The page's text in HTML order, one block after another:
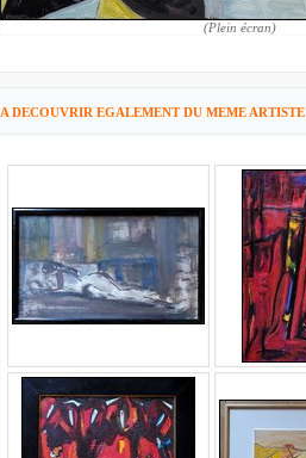
(Plein écran)
A DECOUVRIR EGALEMENT DU MEME ARTISTE